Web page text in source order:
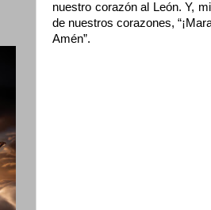
nuestro corazón al León. Y,
de nuestros corazones,
Amén”.